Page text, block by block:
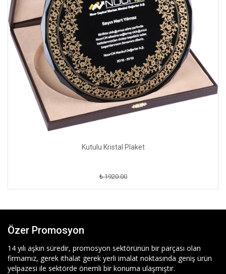
Kutulu Kristal Plaket
₺ 1920.00
Özer Promosyon
14 yılı aşkın süredir, promosyon sektörünün bir parçası olan
firmamız, gerek ithalat gerek yerli imalat noktasında geniş ürün
yelpazesi ile sektörde önemli bir konuma ulaşmıştır.